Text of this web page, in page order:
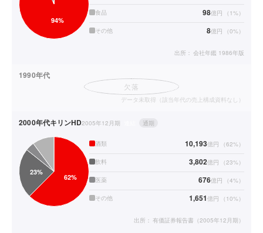
食品 98億円 （ 1%）
その他 8億円 （0%）
出所： 会社年鑑 1986年版
1990年代
欠落
データ未取得（該当年代の売上構成資料なし）
2000年代キリンHD2005年12月期 通期
酒類 10,193億円 （62%）
飲料 3,802億円 （23%）
医薬 676億円 （4%）
その他 1,651億円 （ 10%）
出所： 有価証券報告書（2005年12月期）